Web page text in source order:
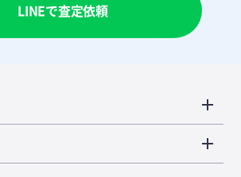
LINEで査定依頼